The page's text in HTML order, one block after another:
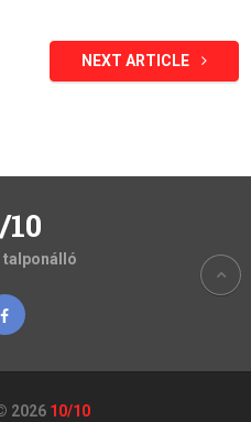
NEXT ARTICLE
10
talponálló
2026 10/10